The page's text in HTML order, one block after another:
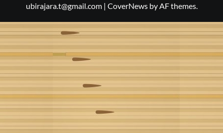
ubirajara.t@gmail.com | CoverNewsby AF themes.